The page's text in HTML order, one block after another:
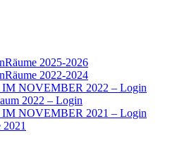
2025-2026
2022-2024
NOVEMBER 2022 – Login
2022 – Login
NOVEMBER 2021 – Login
2021